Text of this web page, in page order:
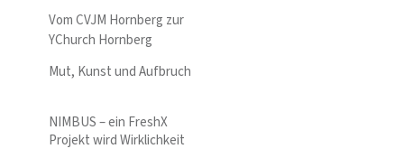
Vom CVJM Hornberg zur
YChurch Hornberg
Mut, Kunst und Aufbruch
NIMBUS – ein FreshX
Projekt wird Wirklichkeit